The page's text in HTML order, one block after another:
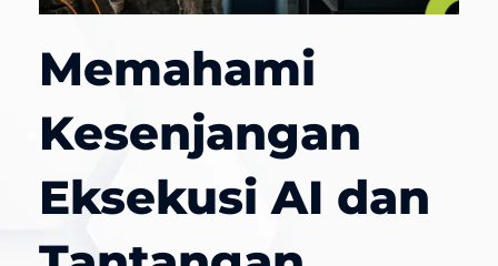
Memahami
Kesenjangan
Eksekusi AI dan